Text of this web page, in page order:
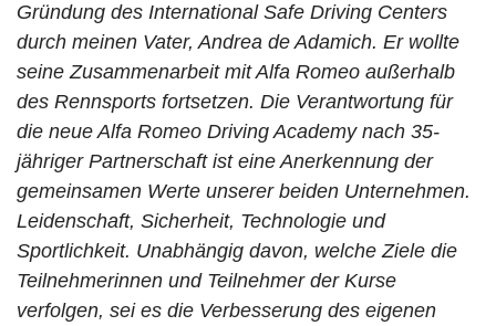
Gründung des International Safe Driving Centers
durch meinen Vater, Andrea de Adamich. Er wollte
seine Zusammenarbeit mit Alfa Romeo außerhalb
des Rennsports fortsetzen. Die Verantwortung für
die neue Alfa Romeo Driving Academy nach 35-
jähriger Partnerschaft ist eine Anerkennung der
gemeinsamen Werte unserer beiden Unternehmen.
Leidenschaft, Sicherheit, Technologie und
Sportlichkeit. Unabhängig davon, welche Ziele die
Teilnehmerinnen und Teilnehmer der Kurse
verfolgen, sei es die Verbesserung des eigenen